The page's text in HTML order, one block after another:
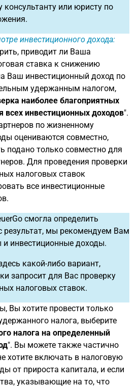
или юристу по
инвестиционного дохода:
приводит ли Ваша
ставка к снижению
Ваш инвестиционный доход по
удержанным налогом,
наиболее благоприятных
всех инвестиционных доходов".
по жизненному
оцениваются совместно,
подано только совместно для
Для проведения проверки
налоговых ставок
все инвестиционные
смогла определить
мы рекомендуем Вам
и инвестиционные доходы.
какой-либо вариант,
запросит для Вас проверку
налоговых ставок.
Вы хотите провести только
налога, выберите
налога на определенный
". Вы можете также частично
хотите включать в налоговую
от прироста капитала, и если
указывающие на то, что